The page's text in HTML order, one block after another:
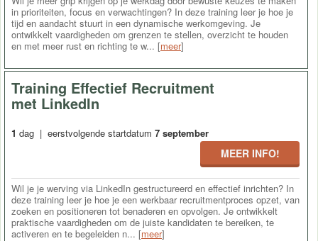
in prioriteiten, focus en verwachtingen? In deze training leer je hoe je
tijd en aandacht stuurt in een dynamische werkomgeving. Je
ontwikkelt vaardigheden om grenzen te stellen, overzicht te houden
en met meer rust en richting te w... [meer]
Training Effectief Recruitment
met LinkedIn
1 dag | eerstvolgende startdatum 7 september
MEER INFO!
Wil je je werving via LinkedIn gestructureerd en effectief inrichten? In
deze training leer je hoe je een werkbaar recruitmentproces opzet, van
zoeken en positioneren tot benaderen en opvolgen. Je ontwikkelt
praktische vaardigheden om de juiste kandidaten te bereiken, te
activeren en te begeleiden n... [meer]